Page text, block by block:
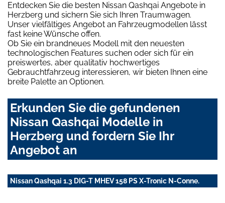
Entdecken Sie die besten Nissan Qashqai Angebote in
Herzberg und sichern Sie sich Ihren Traumwagen.
Unser vielfältiges Angebot an Fahrzeugmodellen lässt
fast keine Wünsche offen.
Ob Sie ein brandneues Modell mit den neuesten
technologischen Features suchen oder sich für ein
preiswertes, aber qualitativ hochwertiges
Gebrauchtfahrzeug interessieren, wir bieten Ihnen eine
breite Palette an Optionen.
Erkunden Sie die gefundenen
Nissan Qashqai Modelle in
Herzberg und fordern Sie Ihr
Angebot an
Nissan Qashqai 1.3 DIG-T MHEV 158 PS X-Tronic N-Conne.